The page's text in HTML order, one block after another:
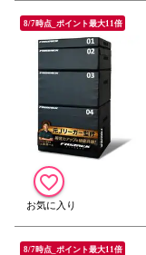
8/7時点_ポイント最大11倍
8/7時点_ポイント最大11倍